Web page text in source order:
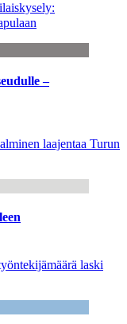
–
laajentaa Turun
laski